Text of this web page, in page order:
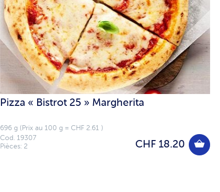
Pizza « Bistrot 25 » Margherita
696 g (Prix au 100 g = CHF 2.61 )
CHF 18.20
Cod. 19307
Pièces: 2